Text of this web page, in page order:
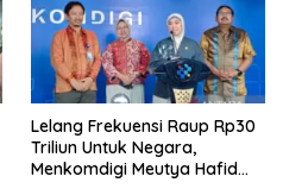
Lelang Frekuensi Raup Rp30
Triliun Untuk Negara,
Menkomdigi Meutya Hafid